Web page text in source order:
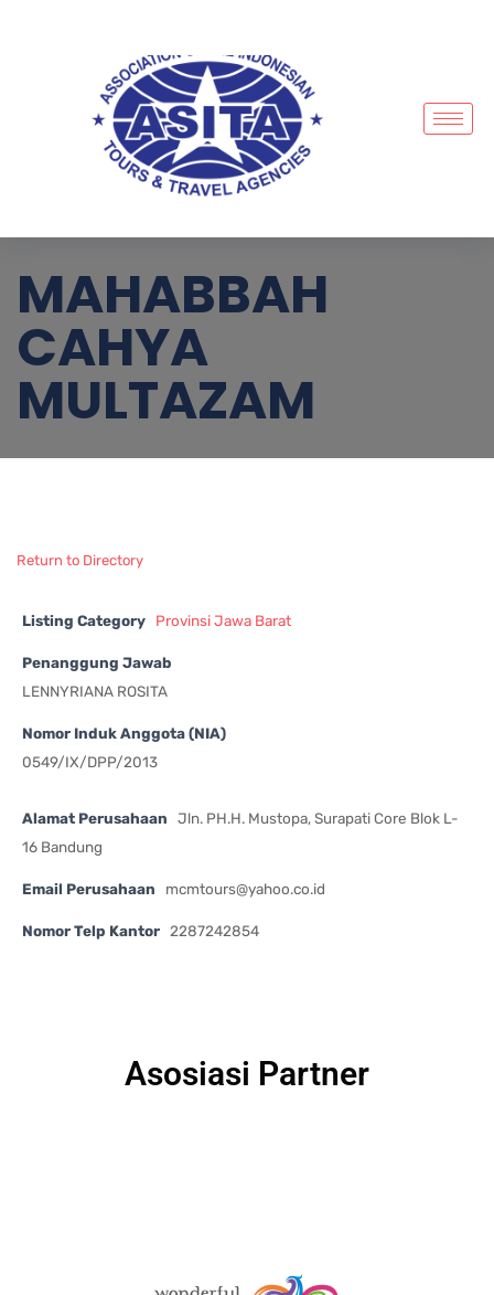
MAHABBAH
CAHYA
MULTAZAM
Return to Directory
Listing Category Provinsi Jawa Barat
Penanggung Jawab
LENNYRIANA ROSITA
Nomor Induk Anggota (NIA)
0549/IX/DPP/2013
Alamat Perusahaan
Jln. PH.H. Mustopa, Surapati Core Blok L-
16 Bandung
Email Perusahaan mcmtours@yahoo.co.id
Nomor Telp Kantor 2287242854
Asosiasi Partner